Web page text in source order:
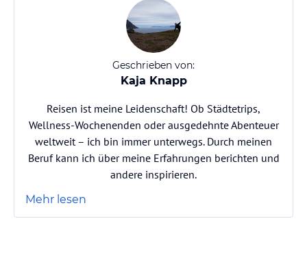
Geschrieben von:
Kaja Knapp
Reisen ist meine Leidenschaft! Ob Städtetrips,
Wellness-Wochenenden oder ausgedehnte Abenteuer
weltweit – ich bin immer unterwegs. Durch meinen
Beruf kann ich über meine Erfahrungen berichten und
andere inspirieren.
Mehr lesen